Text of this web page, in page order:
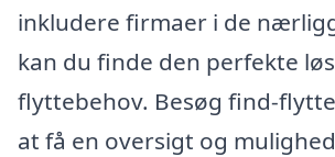
inkludere firmaer i de
kan du finde den perfekte
flyttebehov. Besøg find-
at få en oversigt og